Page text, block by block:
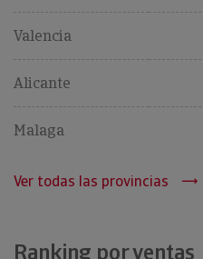
Valencia
Alicante
Malaga
Ver todas las provincias
Ranking por ventas